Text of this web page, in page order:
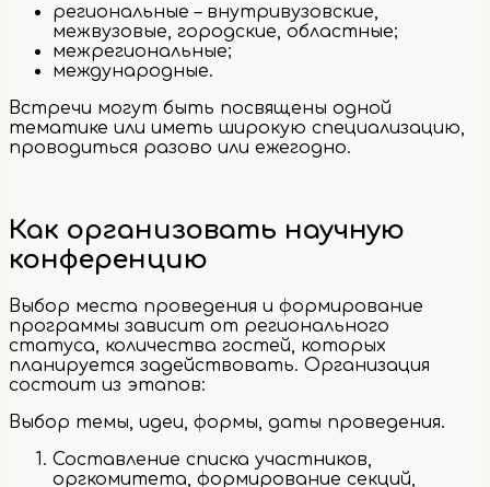
региональные – внутривузовские,
межвузовые, городские, областные;
межрегиональные;
международные.
Встречи могут быть посвящены одной
тематике или иметь широкую специализацию,
проводиться разово или ежегодно.
Как организовать научную
конференцию
Выбор места проведения и формирование
программы зависит от регионального
статуса, количества гостей, которых
планируется задействовать. Организация
состоит из этапов:
Выбор темы, идеи, формы, даты проведения.
Составление списка участников,
оргкомитета, формирование секций,